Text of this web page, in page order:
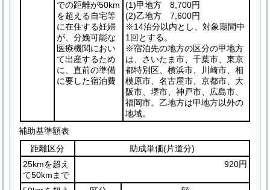
での距離が50km
を超える自宅等
に在住する妊婦
が、分娩可能な
医療機関におい
て出産するため
に、直前の準備
に要した宿泊費
(1)甲地方 8,700円
(2)乙地方 7,600円
※14泊分以内とし、対象期間中
1回とする。
※宿泊先の地方の区分の甲地方
は、さいたま市、千葉市、東京
都特別区、横浜市、川崎市、相
模原市、名古屋市、京都市、大
阪市、堺市、神戸市、広島市、
福岡市。乙地方は甲地方以外の
地域。
補助基準額表
距離区分
助成単価(片道分)
25kmを超え
て50kmまで
920円